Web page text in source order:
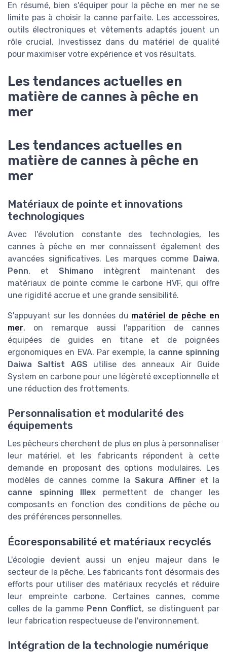
En résumé, bien s'équiper pour la pêche en mer ne se
limite pas à choisir la canne parfaite. Les accessoires,
outils électroniques et vêtements adaptés jouent un
rôle crucial. Investissez dans du matériel de qualité
pour maximiser votre expérience et vos résultats.
Les tendances actuelles en
matière de cannes à pêche en
mer
Les tendances actuelles en
matière de cannes à pêche en
mer
Matériaux de pointe et innovations
technologiques
Avec l'évolution constante des technologies, les
cannes à pêche en mer connaissent également des
avancées significatives. Les marques comme Daiwa,
Penn, et Shimano intègrent maintenant des
matériaux de pointe comme le carbone HVF, qui offre
une rigidité accrue et une grande sensibilité.
S'appuyant sur les données du matériel de pêche en
mer, on remarque aussi l'apparition de cannes
équipées de guides en titane et de poignées
ergonomiques en EVA. Par exemple, la canne spinning
Daiwa Saltist AGS utilise des anneaux Air Guide
System en carbone pour une légèreté exceptionnelle et
une réduction des frottements.
Personnalisation et modularité des
équipements
Les pêcheurs cherchent de plus en plus à personnaliser
leur matériel, et les fabricants répondent à cette
demande en proposant des options modulaires. Les
modèles de cannes comme laSakura Affineret la
canne spinning Illex permettent de changer les
composants en fonction des conditions de pêche ou
des préférences personnelles.
Écoresponsabilité et matériaux recyclés
L'écologie devient aussi un enjeu majeur dans le
secteur de la pêche. Les fabricants font désormais des
efforts pour utiliser des matériaux recyclés et réduire
leur empreinte carbone. Certaines cannes, comme
celles de la gamme Penn Conflict, se distinguent par
leur fabrication respectueuse de l'environnement.
Intégration de la technologie numérique